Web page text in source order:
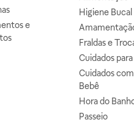
e
Higiene Bucal
Fraldas e
Cuidados
Cuidados
Bebê
Hora do
Passeio